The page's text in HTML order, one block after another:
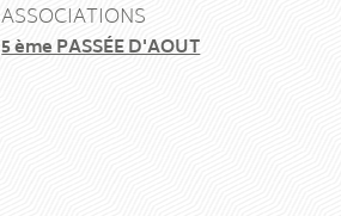
ASSOCIATIONS
5 ème PASSÉE D'AOUT